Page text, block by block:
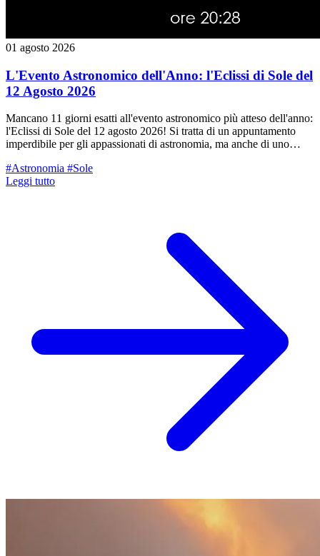
01 agosto 2026
L'Evento Astronomico dell'Anno: l'Eclissi di Sole del
12 Agosto 2026
Mancano 11 giorni esatti all'evento astronomico più atteso dell'anno:
l'Eclissi di Sole del 12 agosto 2026! Si tratta di un appuntamento
imperdibile per gli appassionati di astronomia, ma anche di uno
perdersi: un fenomeno raro che rimarrà impresso nella memoria in
modo indelebile. Tuttavia, per godersi al meglio lo spettacolo ed
#Astronomia #Sole
Leggi tutto